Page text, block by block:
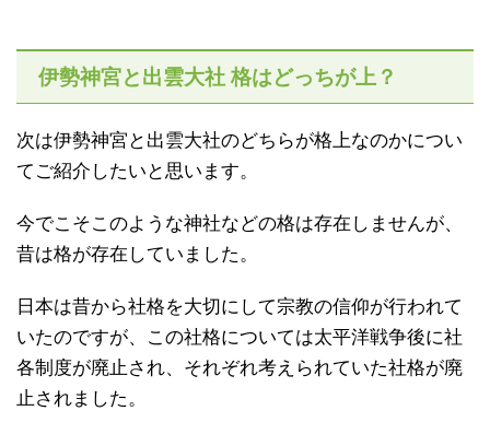
伊勢神宮と出雲大社 格はどっちが上？
次は伊勢神宮と出雲大社のどちらが格上なのかについ
てご紹介したいと思います。
今でこそこのような神社などの格は存在しませんが、
昔は格が存在していました。
日本は昔から社格を大切にして宗教の信仰が行われて
いたのですが、この社格については太平洋戦争後に社
各制度が廃止され、それぞれ考えられていた社格が廃
止されました。